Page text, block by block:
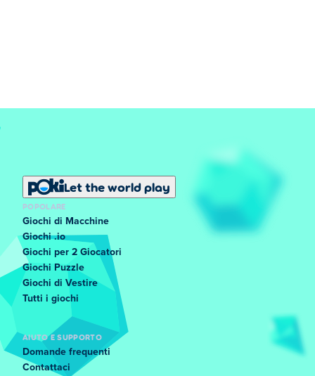
Let the world play
POPOLARE
Giochi di Macchine
Giochi .io
Giochi per 2 Giocatori
Giochi Puzzle
Giochi di Vestire
Tutti i giochi
AIUTO E SUPPORTO
Domande frequenti
Contattaci